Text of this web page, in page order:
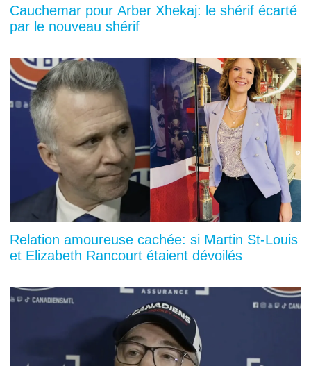
Cauchemar pour Arber Xhekaj: le shérif écarté
par le nouveau shérif
Relation amoureuse cachée: si Martin St-Louis
et Elizabeth Rancourt étaient dévoilés